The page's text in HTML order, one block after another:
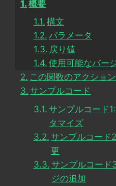
概要
構文
パラメータ
戻り値
使用可能なバー
この関数のアクショ
サンプルコード
サンプルコード
タマイズ
サンプルコード
更
サンプルコード
ジの追加